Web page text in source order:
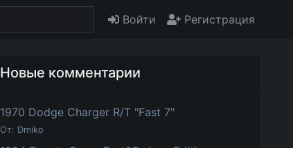
Войти Регистрация
Новые комментарии
1970 Dodge Charger R/T "Fast 7"
От: Dmiko